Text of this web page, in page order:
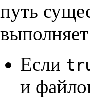
путь
Если
и